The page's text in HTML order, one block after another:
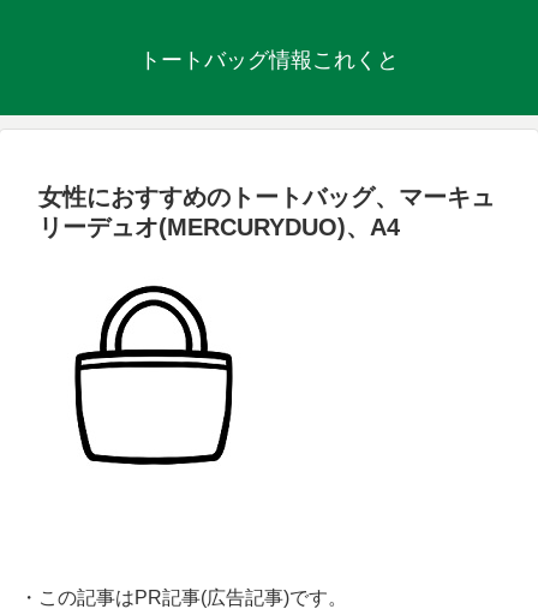
トートバッグ情報これくと
女性におすすめのトートバッグ、マーキュ
リーデュオ(MERCURYDUO)、A4
・この記事はPR記事(広告記事)です。